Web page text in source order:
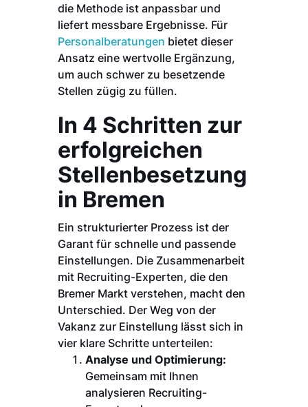
die Methode ist anpassbar und
liefert messbare Ergebnisse. Für
Personalberatungen bietet dieser
Ansatz eine wertvolle Ergänzung,
um auch schwer zu besetzende
Stellen zügig zu füllen.
In 4 Schritten zur
erfolgreichen
Stellenbesetzung
in Bremen
Ein strukturierter Prozess ist der
Garant für schnelle und passende
Einstellungen. Die Zusammenarbeit
mit Recruiting-Experten, die den
Bremer Markt verstehen, macht den
Unterschied. Der Weg von der
Vakanz zur Einstellung lässt sich in
vier klare Schritte unterteilen:
Analyse und Optimierung:
Gemeinsam mit Ihnen
analysieren Recruiting-